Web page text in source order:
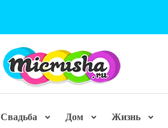
Свадьба Дом Жизнь